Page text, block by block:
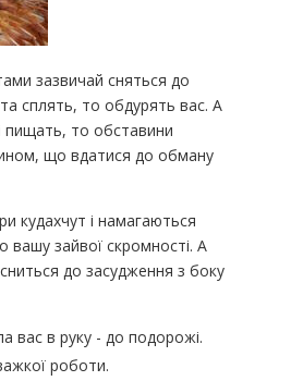
зазвичай сняться до
сплять, то обдурять вас. А
пищать, то обставини
що вдатися до обману
кудахчут і намагаються
вашу зайвої скромності. А
до засудження з боку
вас в руку - до подорожі.
роботи.